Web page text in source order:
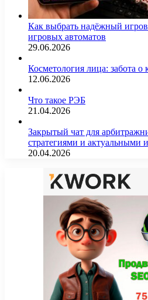
Как выбрать надёжный
игровых автоматов
29.06.2026
Косметология лица: забота
12.06.2026
Что такое РЭБ
21.04.2026
Закрытый чат для
стратегиями и актуальными
20.04.2026